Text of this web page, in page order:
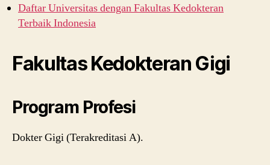
Daftar Universitas dengan Fakultas Kedokteran
Terbaik Indonesia
Fakultas Kedokteran Gigi
Program Profesi
Dokter Gigi (Terakreditasi A).